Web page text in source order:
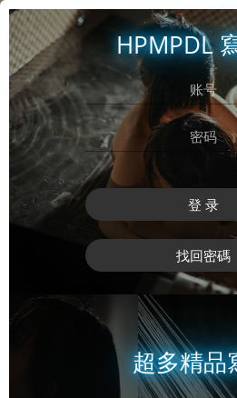
HPMPDL
登 录
找回密碼
超多精品
登 录